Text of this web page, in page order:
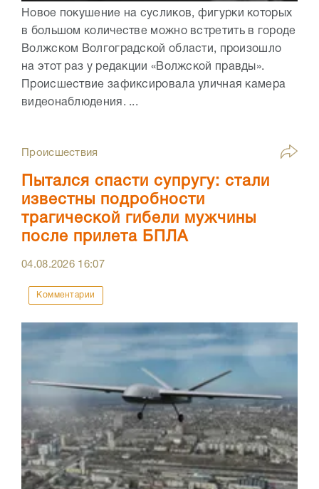
Новое покушение на сусликов, фигурки которых
в большом количестве можно встретить в городе
Волжском Волгоградской области, произошло
на этот раз у редакции «Волжской правды».
Происшествие зафиксировала уличная камера
видеонаблюдения. ...
Происшествия
Пытался спасти супругу: стали
известны подробности
трагической гибели мужчины
после прилета БПЛА
04.08.2026 16:07
Комментарии